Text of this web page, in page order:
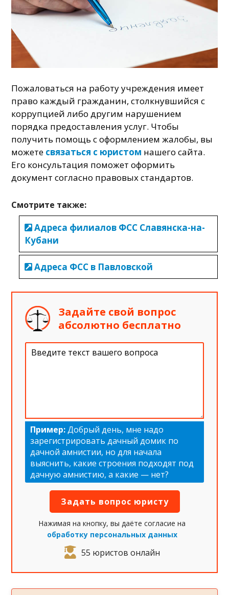
Пожаловаться на работу учреждения имеет
право каждый гражданин, столкнувшийся с
коррупцией либо другим нарушением
порядка предоставления услуг. Чтобы
получить помощь с оформлением жалобы, вы
можете связаться с юристом нашего сайта.
Его консультация поможет оформить
документ согласно правовых стандартов.
Смотрите также:
Адреса филиалов ФСС Славянска-на-
Кубани
Адреса ФСС в Павловской
Задайте свой вопрос
абсолютно бесплатно
Пример:Добрый день, мне надо
зарегистрировать дачный домик по
дачной амнистии, но для начала
выяснить, какие строения подходят под
дачную амнистию, а какие — нет?
Нажимая на кнопку, вы даёте согласие на
обработку персональных данных
55 юристов онлайн